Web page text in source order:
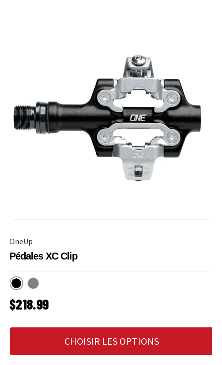
OneUp
Pédales XC Clip
Noir Gris
PRIX HABITUEL
$218.99
CHOISIR LES OPTIONS